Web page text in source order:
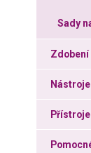
Sady
Zdobení